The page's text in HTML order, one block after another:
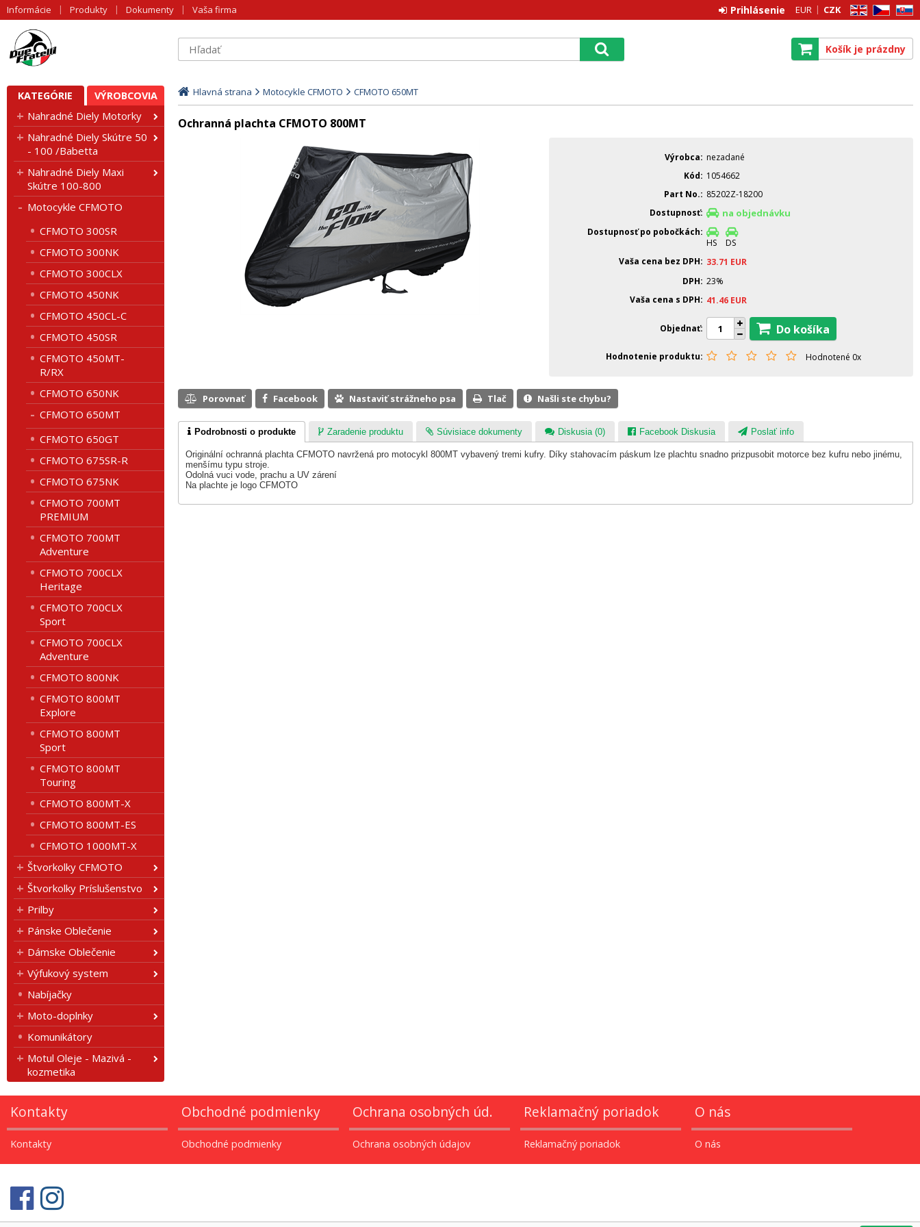
Informácie Produkty Dokumenty Vaša firma EN CZ SK
EUR CZK
Prihlásenie
Košík je prázdny
KATEGÓRIE VÝROBCOVIA
Nahradné Diely Motorky
Nahradné Diely Skútre 50
- 100 /Babetta
Nahradné Diely Maxi
Skútre 100-800
Motocykle CFMOTO
CFMOTO 300SR
CFMOTO 300NK
CFMOTO 300CLX
CFMOTO 450NK
CFMOTO 450CL-C
CFMOTO 450SR
CFMOTO 450MT-
R/RX
CFMOTO 650NK
CFMOTO 650MT
CFMOTO 650GT
CFMOTO 675SR-R
CFMOTO 675NK
CFMOTO 700MT
PREMIUM
CFMOTO 700MT
Adventure
CFMOTO 700CLX
Heritage
CFMOTO 700CLX
Sport
CFMOTO 700CLX
Adventure
CFMOTO 800NK
CFMOTO 800MT
Explore
CFMOTO 800MT
Sport
CFMOTO 800MT
Touring
CFMOTO 800MT-X
CFMOTO 800MT-ES
CFMOTO 1000MT-X
Štvorkolky CFMOTO
Štvorkolky Príslušenstvo
Prilby
Pánske Oblečenie
Dámske Oblečenie
Výfukový system
Nabíjačky
Moto-doplnky
Komunikátory
Motul Oleje - Mazivá -
kozmetika
Hlavná strana Motocykle CFMOTO CFMOTO 650MT
Ochranná plachta CFMOTO 800MT
Výrobca
nezadané
Kód
1054662
Part No.
85202Z-18200
Dostupnosť
na objednávku
Dostupnosť po pobočkách
HS
DS
Vaša cena bez DPH
33.71 EUR
DPH 23%
Vaša cena s DPH
41.46 EUR
Objednať Do košíka
Hodnotenie produktu Hodnotené 0x
Porovnať Facebook Nastaviť strážneho psa Tlač Našli ste chybu?
Podrobnosti o produkte Zaradenie produktu Súvisiace dokumenty Diskusia (0) Facebook Diskusia Poslať info
Originální ochranná plachta CFMOTO navržená pro motocykl 800MT vybavený tremi kufry. Díky stahovacím páskum lze plachtu snadno prizpusobit motorce bez kufru nebo jinému,
menšímu typu stroje.
Odolná vuci vode, prachu a UV zárení
Na plachte je logo CFMOTO
Kontakty
Kontakty
Obchodné podmienky
Obchodné podmienky
Ochrana osobných úd.
Ochrana osobných údajov
Reklamačný poriadok
Reklamačný poriadok
O nás
O nás